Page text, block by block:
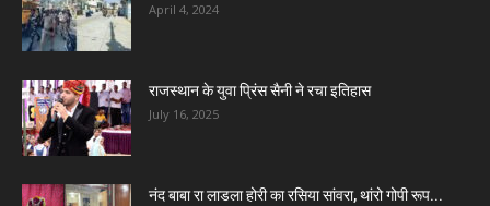
April 4, 2024
राजस्थान के युवा प्रिंस सैनी ने रचा इतिहास
July 16, 2025
नंद बाबा रा लाडला होरी का रसिया सांवरा, थांरो गोपी रूप...